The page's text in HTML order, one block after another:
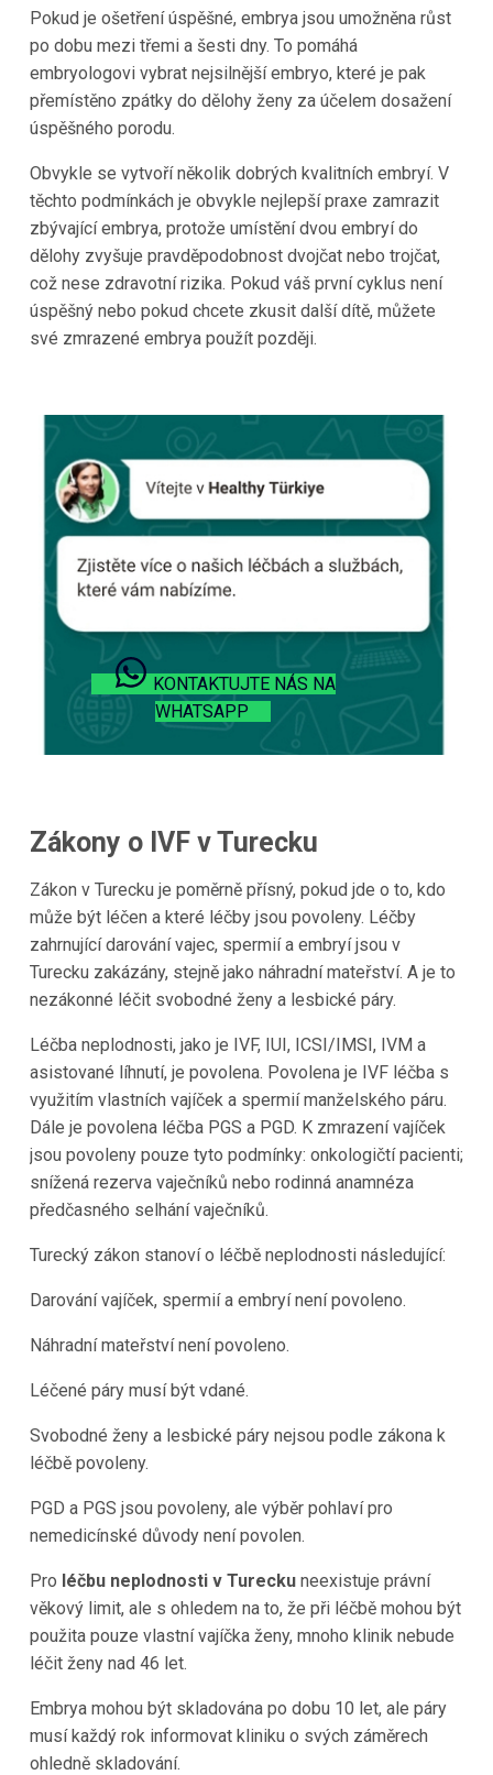
Pokud je ošetření úspěšné, embrya jsou umožněna růst
po dobu mezi třemi a šesti dny. To pomáhá
embryologovi vybrat nejsilnější embryo, které je pak
přemístěno zpátky do dělohy ženy za účelem dosažení
úspěšného porodu.
Obvykle se vytvoří několik dobrých kvalitních embryí. V
těchto podmínkách je obvykle nejlepší praxe zamrazit
zbývající embrya, protože umístění dvou embryí do
dělohy zvyšuje pravděpodobnost dvojčat nebo trojčat,
což nese zdravotní rizika. Pokud váš první cyklus není
úspěšný nebo pokud chcete zkusit další dítě, můžete
své zmrazené embrya použít později.
KONTAKTUJTE NÁS NA
WHATSAPP
Zákony o IVF v Turecku
Zákon v Turecku je poměrně přísný, pokud jde o to, kdo
může být léčen a které léčby jsou povoleny. Léčby
zahrnující darování vajec, spermií a embryí jsou v
Turecku zakázány, stejně jako náhradní mateřství. A je to
nezákonné léčit svobodné ženy a lesbické páry.
Léčba neplodnosti, jako je IVF, IUI, ICSI/IMSI, IVM a
asistované líhnutí, je povolena. Povolena je IVF léčba s
využitím vlastních vajíček a spermií manželského páru.
Dále je povolena léčba PGS a PGD. K zmrazení vajíček
jsou povoleny pouze tyto podmínky: onkologičtí pacienti;
snížená rezerva vaječníků nebo rodinná anamnéza
předčasného selhání vaječníků.
Turecký zákon stanoví o léčbě neplodnosti následující:
Darování vajíček, spermií a embryí není povoleno.
Náhradní mateřství není povoleno.
Léčené páry musí být vdané.
Svobodné ženy a lesbické páry nejsou podle zákona k
léčbě povoleny.
PGD a PGS jsou povoleny, ale výběr pohlaví pro
nemedicínské důvody není povolen.
Pro léčbu neplodnosti v Tureckuneexistuje právní
věkový limit, ale s ohledem na to, že při léčbě mohou být
použita pouze vlastní vajíčka ženy, mnoho klinik nebude
léčit ženy nad 46 let.
Embrya mohou být skladována po dobu 10 let, ale páry
musí každý rok informovat kliniku o svých záměrech
ohledně skladování.